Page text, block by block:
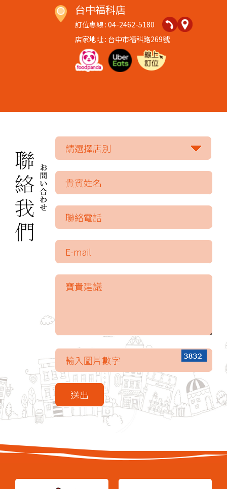
台中福科店
訂位專線 : 04-2462-5180
店家地址 : 台中市福科路269號